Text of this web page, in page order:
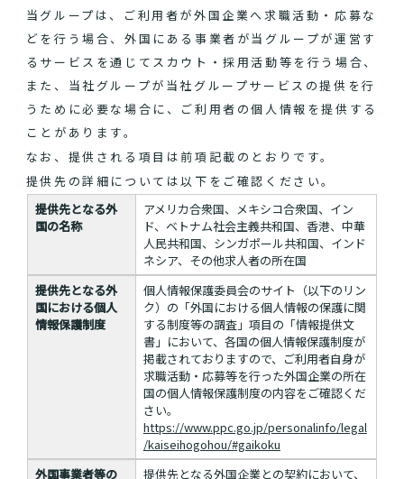
当グループは、ご利用者が外国企業へ求職活動・応募な
どを行う場合、外国にある事業者が当グループが運営す
るサービスを通じてスカウト・採用活動等を行う場合、
また、当社グループが当社グループサービスの提供を行
うために必要な場合に、ご利用者の個人情報を提供する
ことがあります。
なお、提供される項目は前項記載のとおりです。
提供先の詳細については以下をご確認ください。
提供先となる外
国の名称
アメリカ合衆国、メキシコ合衆国、イン
ド、ベトナム社会主義共和国、香港、中華
人民共和国、シンガポール共和国、インド
ネシア、その他求人者の所在国
提供先となる外
国における個人
情報保護制度
個人情報保護委員会のサイト（以下のリン
ク）の「外国における個人情報の保護に関
する制度等の調査」項目の「情報提供文
書」において、各国の個人情報保護制度が
掲載されておりますので、ご利用者自身が
求職活動・応募等を行った外国企業の所在
国の個人情報保護制度の内容をご確認くだ
さい。
https://www.ppc.go.jp/personalinfo/legal
/kaiseihogohou/#gaikoku
外国事業者等の
提供先となる外国企業との契約において、